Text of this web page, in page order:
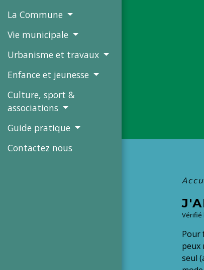
La Commune
Vie municipale
Urbanisme et travaux
Enfance et jeunesse
Culture, sport &
associations
Guide pratique
Contactez nous
Vérifié
Pour
peux
seul